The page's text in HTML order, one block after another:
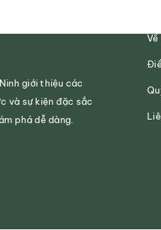
giới thiệu các
và sự kiện đặc sắc
phá dễ dàng.